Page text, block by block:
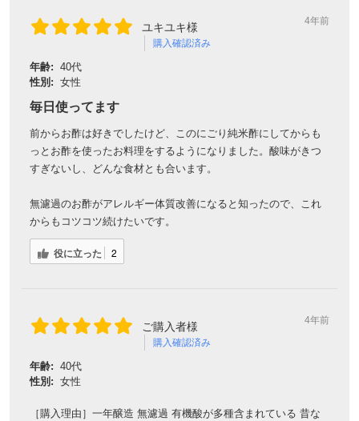
ユキユキ様
購入確認済み
4年前
年齢: 40代
性別: 女性
毎日使ってます
前からお酢は好きでしたけど、このにごり純米酢にしてからも
っとお酢を使ったお料理をするようになりました。酸味がきつ
すぎないし、どんな食材とも合います。
無濾過のお酢がアレルギー体質改善になると知ったので、これ
からもコツコツ続けたいです。
役に立った 2
ご購入者様
購入確認済み
4年前
年齢: 40代
性別: 女性
［購入理由］一年醸造 無濾過 有機酸が多種含まれている 昔な
対象者：かわしま屋で初めてお買い物をされる方
利用条件：3,000円以上のお買い物でご利用いただけます
クーポンのご利用方法はこちら >>